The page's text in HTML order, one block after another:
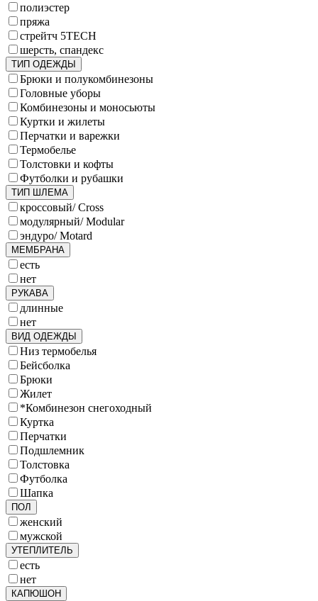
полиэстер
пряжа
стрейтч 5TECH
шерсть, спандекс
ТИП ОДЕЖДЫ
Брюки и полукомбинезоны
Головные уборы
Комбинезоны и моносьюты
Куртки и жилеты
Перчатки и варежки
Термобелье
Толстовки и кофты
Футболки и рубашки
ТИП ШЛЕМА
кроссовый/ Cross
модулярный/ Modular
эндуро/ Motard
МЕМБРАНА
есть
нет
РУКАВА
длинные
нет
ВИД ОДЕЖДЫ
Низ термобелья
Бейсболка
Брюки
Жилет
*Комбинезон снегоходный
Куртка
Перчатки
Подшлемник
Толстовка
Футболка
Шапка
ПОЛ
женский
мужской
УТЕПЛИТЕЛЬ
есть
нет
КАПЮШОН